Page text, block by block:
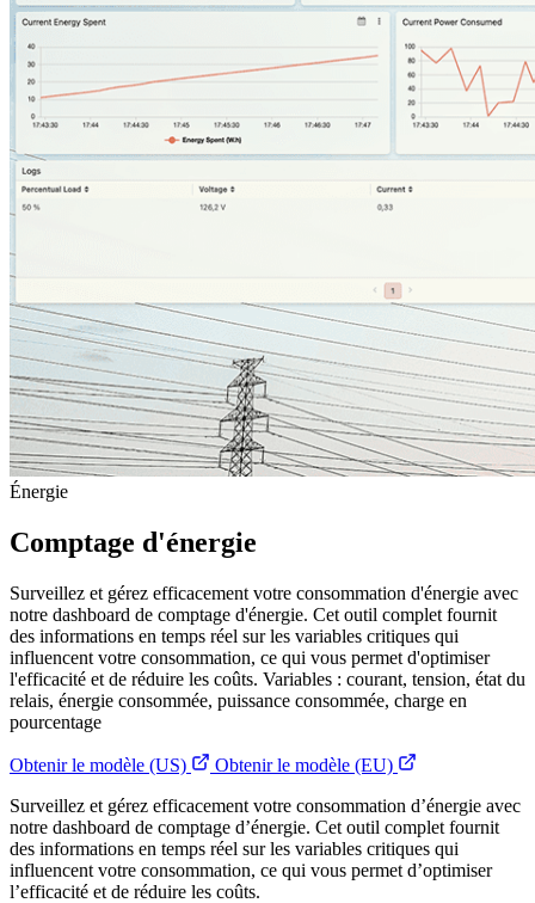
Énergie
Comptage d'énergie
Surveillez et gérez efficacement votre consommation d'énergie avec
notre dashboard de comptage d'énergie. Cet outil complet fournit
des informations en temps réel sur les variables critiques qui
influencent votre consommation, ce qui vous permet d'optimiser
l'efficacité et de réduire les coûts. Variables : courant, tension, état du
relais, énergie consommée, puissance consommée, charge en
pourcentage
Obtenir le modèle (US)
Obtenir le modèle (EU)
Surveillez et gérez efficacement votre consommation d’énergie avec
notre dashboard de comptage d’énergie. Cet outil complet fournit
des informations en temps réel sur les variables critiques qui
influencent votre consommation, ce qui vous permet d’optimiser
l’efficacité et de réduire les coûts.